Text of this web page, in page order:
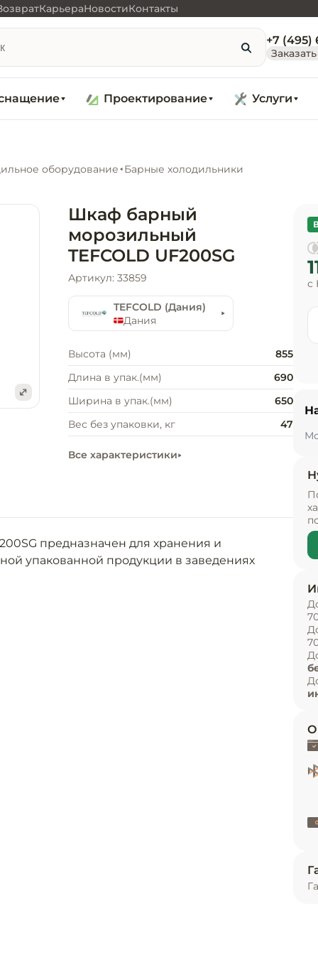
КарьераНовостиКонтакты
+7 (495)
Проектирование Услуги
оборудование Барные холодильники
Шкаф барный
морозильный
TEFCOLD UF200SG
Артикул: 33859
TEFCOLD (Дания)
Дания
Высота (мм)
855
Длина в упак.(мм)
690
Ширина в упак.(мм)
650
Вес без упаковки, кг
47
Все характеристики
предназначен для хранения и
упакованной продукции в заведениях
цвет нержавеющей стали, который
с